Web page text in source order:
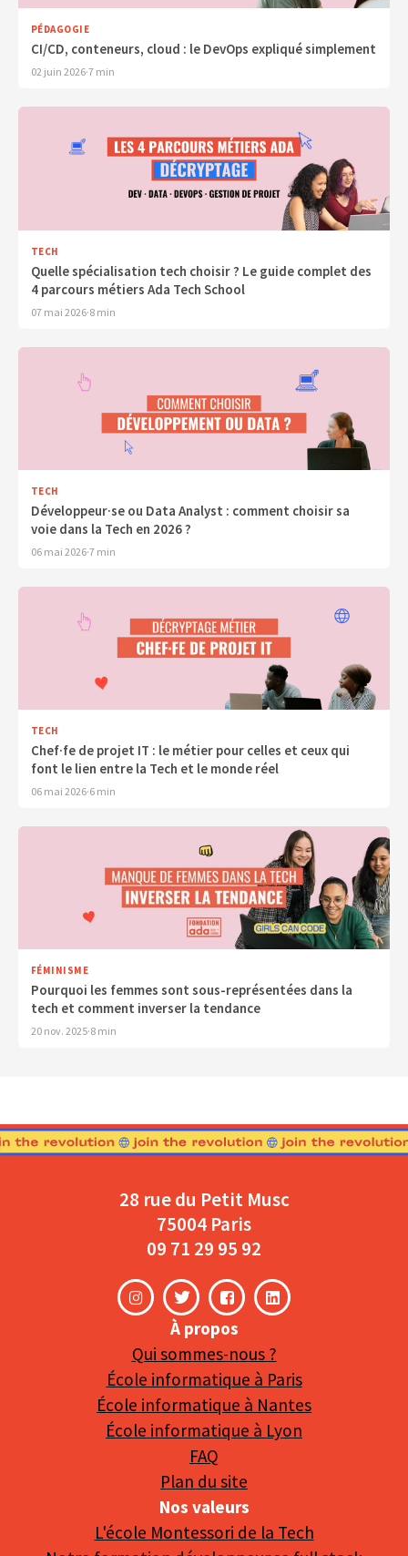
PÉDAGOGIE
CI/CD, conteneurs, cloud : le DevOps expliqué simplement
02 juin 2026·7 min
TECH
Quelle spécialisation tech choisir ? Le guide complet des
4 parcours métiers Ada Tech School
07 mai 2026·8 min
TECH
Développeur·se ou Data Analyst : comment choisir sa
voie dans la Tech en 2026 ?
06 mai 2026·7 min
TECH
Chef·fe de projet IT : le métier pour celles et ceux qui
font le lien entre la Tech et le monde réel
06 mai 2026·6 min
FÉMINISME
Pourquoi les femmes sont sous-représentées dans la
tech et comment inverser la tendance
20 nov. 2025·8 min
28 rue du Petit Musc
75004 Paris
09 71 29 95 92
À propos
Qui sommes-nous ?
École informatique à Paris
École informatique à Nantes
École informatique à Lyon
FAQ
Plan du site
Nos valeurs
L'école Montessori de la Tech